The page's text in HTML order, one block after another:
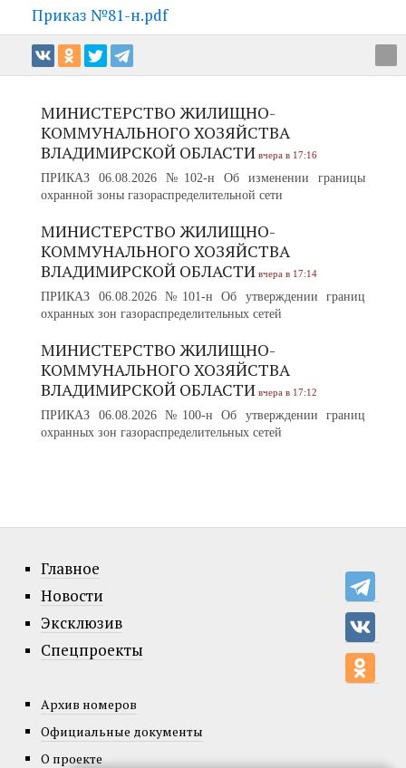
Приказ №81-н.pdf
МИНИСТЕРСТВО ЖИЛИЩНО-
КОММУНАЛЬНОГО ХОЗЯЙСТВА
ВЛАДИМИРСКОЙ ОБЛАСТИ вчера в 17:16
ПРИКАЗ 06.08.2026 №102-н Об изменении границы
охранной зоны газораспределительной сети
МИНИСТЕРСТВО ЖИЛИЩНО-
КОММУНАЛЬНОГО ХОЗЯЙСТВА
ВЛАДИМИРСКОЙ ОБЛАСТИ вчера в 17:14
ПРИКАЗ 06.08.2026 №101-н Об утверждении границ
охранных зон газораспределительных сетей
МИНИСТЕРСТВО ЖИЛИЩНО-
КОММУНАЛЬНОГО ХОЗЯЙСТВА
ВЛАДИМИРСКОЙ ОБЛАСТИ вчера в 17:12
ПРИКАЗ 06.08.2026 №100-н Об утверждении границ
охранных зон газораспределительных сетей
Главное
Новости
Эксклюзив
Спецпроекты
Архив номеров
Официальные документы
О проекте